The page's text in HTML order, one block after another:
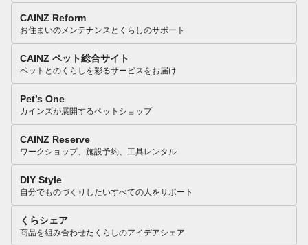
CAINZ Reform
お住まいのメンテナンスとくらしのサポート
CAINZ ペット総合サイト
ペットとのくらしを彩るサービスをお届け
Pet’s One
カインズが展開するペットショップ
CAINZ Reserve
ワークショップ、施設予約、工具レンタル
DIY Style
自分でものづくりしたいすべての人をサポート
くらシェア
商品を組み合わせたくらしのアイデアシェア